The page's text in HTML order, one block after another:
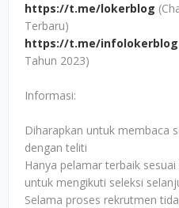
https://t.me/lokerblog
Terbaru)
https://t.me/infolokerblog
Tahun 2023)
Informasi:
Diharapkan untuk membaca
dengan teliti
Hanya pelamar terbaik
untuk mengikuti seleksi
Selama proses rekrutmen